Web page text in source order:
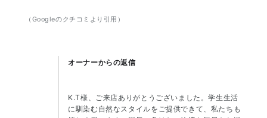
（Googleのクチコミより引用）
オーナーからの返信
K.T様、ご来店ありがとうございました。学生生活
に馴染む自然なスタイルをご提供できて、私たちも